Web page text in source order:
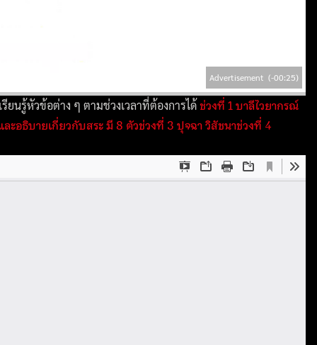
Advertisement (-00:23)
นรู้หัวข้อต่าง ๆ ตามช่วงเวลาที่ต้องการได้ช่วงที่ 1 บาลีไวยากรณ์
ะอธิบายเกี่ยวกับสระ มี 8 ตัวช่วงที่ 3 ปุจฉา วิสัชนาช่วงที่ 4